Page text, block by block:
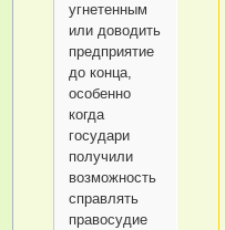
угнетенным
или доводить
предприятие
до конца,
особенно
когда
государи
получили
возможность
справлять
правосудие